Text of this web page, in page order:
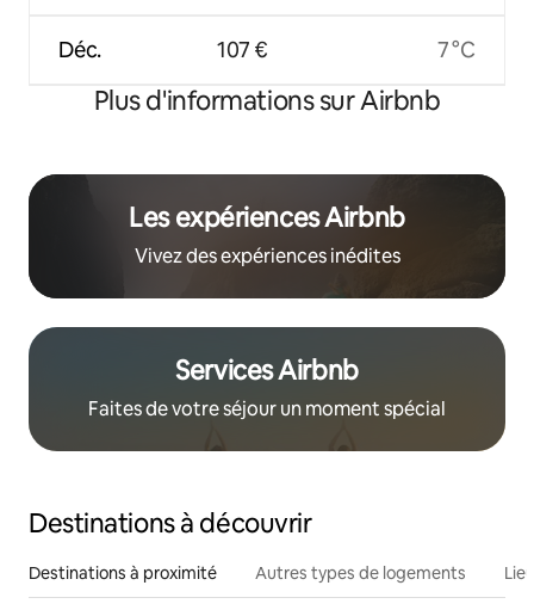
Déc. 107 € 7 °C
Plus d'informations sur Airbnb
Les expériences Airbnb
Vivez des expériences inédites
Services Airbnb
Faites de votre séjour un moment spécial
Destinations à découvrir
Destinations à proximité Autres types de logements